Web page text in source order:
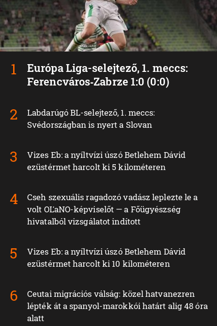
Európa Liga-selejtező, 1. meccs:
Ferencváros‑Zabrze 1:0 (0:0)
Labdarúgó BL-selejtező, 1. meccs:
Svédországban is nyert a Slovan
Vizes Eb: a nyíltvízi úszó Betlehem Dávid
ezüstérmet harcolt ki 5 kilométeren
Cseh szexuális ragadozó vadász leplezte le a
volt OĽaNO-képviselőt — a Főügyészség
hivatalból vizsgálatot indított
Vizes Eb: a nyíltvízi úszó Betlehem Dávid
ezüstérmet harcolt ki 10 kilométeren
Ceutai migrációs válság: közel hatvanezren
lépték át a spanyol-marokkói határt alig 48 óra
alatt